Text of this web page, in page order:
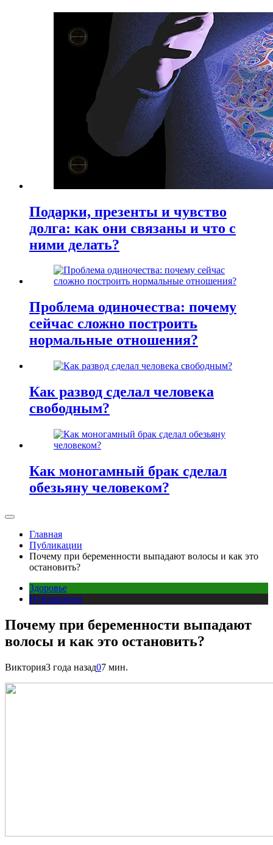
Подарки, презенты и чувство
долга: как они связаны и что с
ними делать?
Проблема одиночества: почему
сейчас сложно построить
нормальные отношения?
Как развод сделал человека
свободным?
Как моногамный брак сделал
обезьяну человеком?
Главная
Публикации
Почему при беременности выпадают волосы и как это
остановить?
Здоровье
Публикации
Почему при беременности выпадают
волосы и как это остановить?
Виктория3 года назад07 мин.